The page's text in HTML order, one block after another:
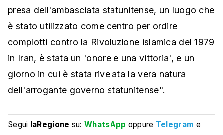
presa dell'ambasciata statunitense, un luogo che
è stato utilizzato come centro per ordire
complotti contro la Rivoluzione islamica del 1979
in Iran, è stata un 'onore e una vittoria', e un
giorno in cui è stata rivelata la vera natura
dell'arrogante governo statunitense".
Segui laRegione su:WhatsApp oppure Telegram e